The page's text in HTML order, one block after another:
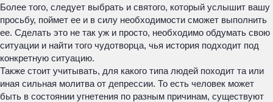
Более того, следует выбрать и святого, который услышит вашу
просьбу, поймет ее и в силу необходимости сможет выполнить
ее. Сделать это не так уж и просто, необходимо обдумать свою
ситуации и найти того чудотворца, чья история подходит под
конкретную ситуацию.
Также стоит учитывать, для какого типа людей походит та или
иная сильная молитва от депрессии. То есть человек может
быть в состоянии угнетения по разным причинам, существуют